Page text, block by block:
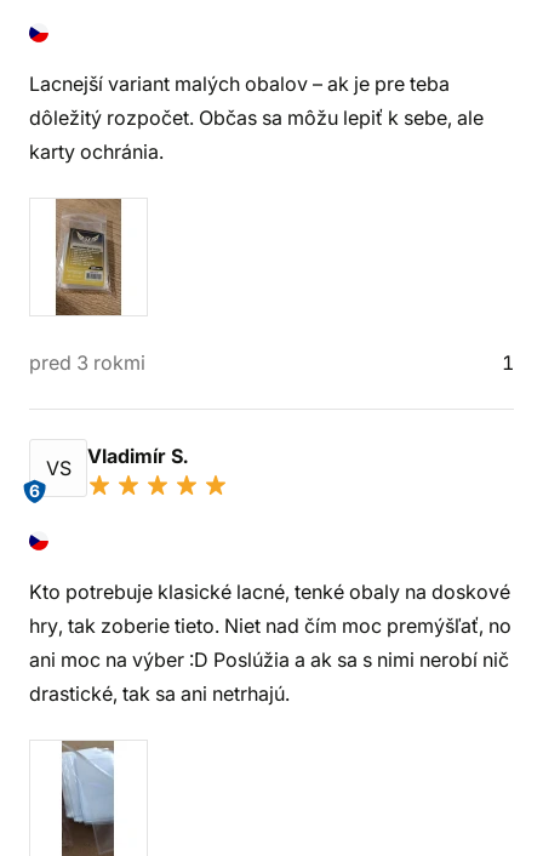
Lacnejší variant malých obalov – ak je pre teba
dôležitý rozpočet. Občas sa môžu lepiť k sebe, ale
karty ochránia.
pred 3 rokmi 1
VS
6
Vladimír S.
Kto potrebuje klasické lacné, tenké obaly na doskové
hry, tak zoberie tieto. Niet nad čím moc premýšľať, no
ani moc na výber :D Poslúžia a ak sa s nimi nerobí nič
drastické, tak sa ani netrhajú.